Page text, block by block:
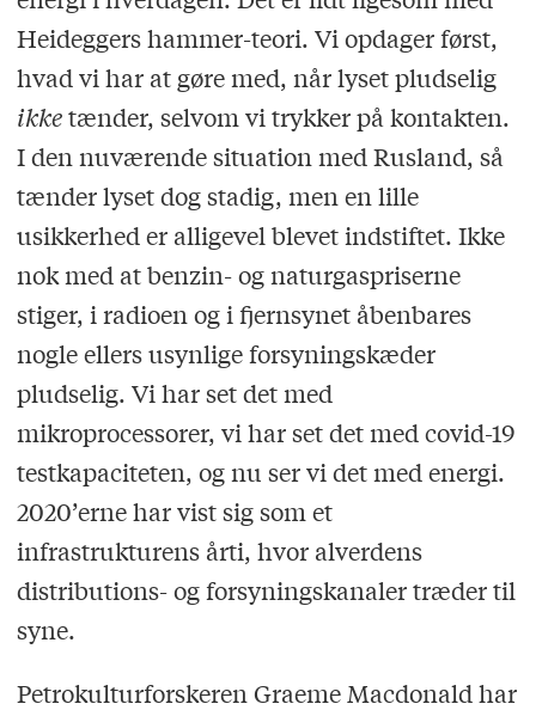
Heideggers hammer-teori. Vi opdager først,
hvad vi har at gøre med, når lyset pludselig
ikketænder, selvom vi trykker på kontakten.
I den nuværende situation med Rusland, så
tænder lyset dog stadig, men en lille
usikkerhed er alligevel blevet indstiftet. Ikke
nok med at benzin- og naturgaspriserne
stiger, i radioen og i fjernsynet åbenbares
nogle ellers usynlige forsyningskæder
pludselig. Vi har set det med
mikroprocessorer, vi har set det med covid-19
testkapaciteten, og nu ser vi det med energi.
2020’erne har vist sig som et
infrastrukturens årti, hvor alverdens
distributions- og forsyningskanaler træder til
syne.
Petrokulturforskeren Graeme Macdonald har